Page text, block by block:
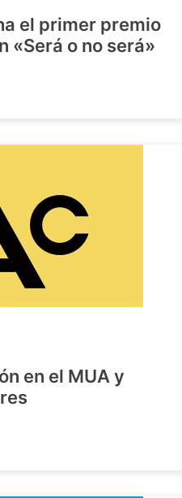
el primer premio
«Será o no será»
en el MUA y